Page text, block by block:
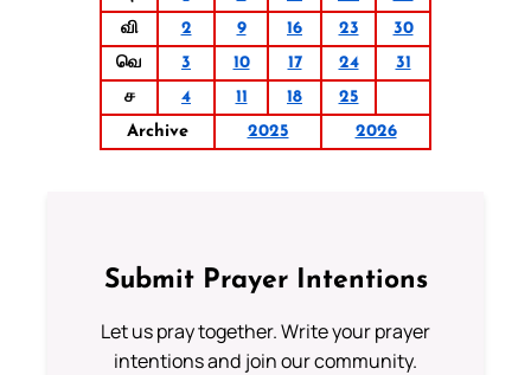
வி
2 9 16 23
30
வெ
3 10 17 24
31
ச
4 11 18
25
Archive
2025 2026
Submit Prayer Intentions
Let us pray together. Write your prayer
intentions and join our community.